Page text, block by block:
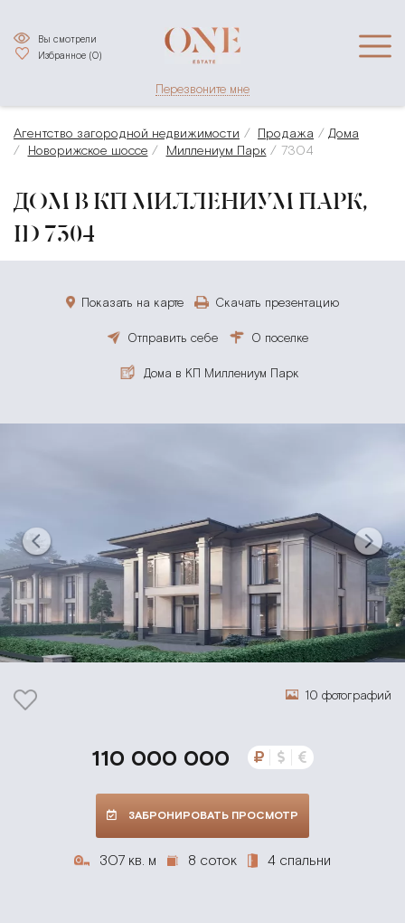
Избранное (0)
Вы смотрели
Перезвоните мне
Агентство загородной недвижимости Продажа
Дома
Новорижское шоссе
Миллениум Парк 7304
ДОМ В КП МИЛЛЕНИУМ ПАРК,
ID 7304
Показать на карте Скачать презентацию
Отправить себе О поселке
Дома в КП Миллениум Парк
10 фотографий
110 000 000
ЗАБРОНИРОВАТЬ ПРОСМОТР
307 кв. м 8 соток 4 спальни